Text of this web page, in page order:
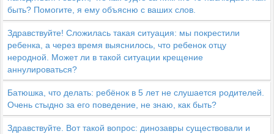
быть? Помогите, я ему объясню с ваших слов.
Здравствуйте! Сложилась такая ситуация: мы покрестили
ребенка, а через время выяснилось, что ребенок отцу
неродной. Может ли в такой ситуации крещение
аннулироваться?
Батюшка, что делать: ребёнок в 5 лет не слушается родителей.
Очень стыдно за его поведение, не знаю, как быть?
Здравствуйте. Вот такой вопрос: динозавры существовали и